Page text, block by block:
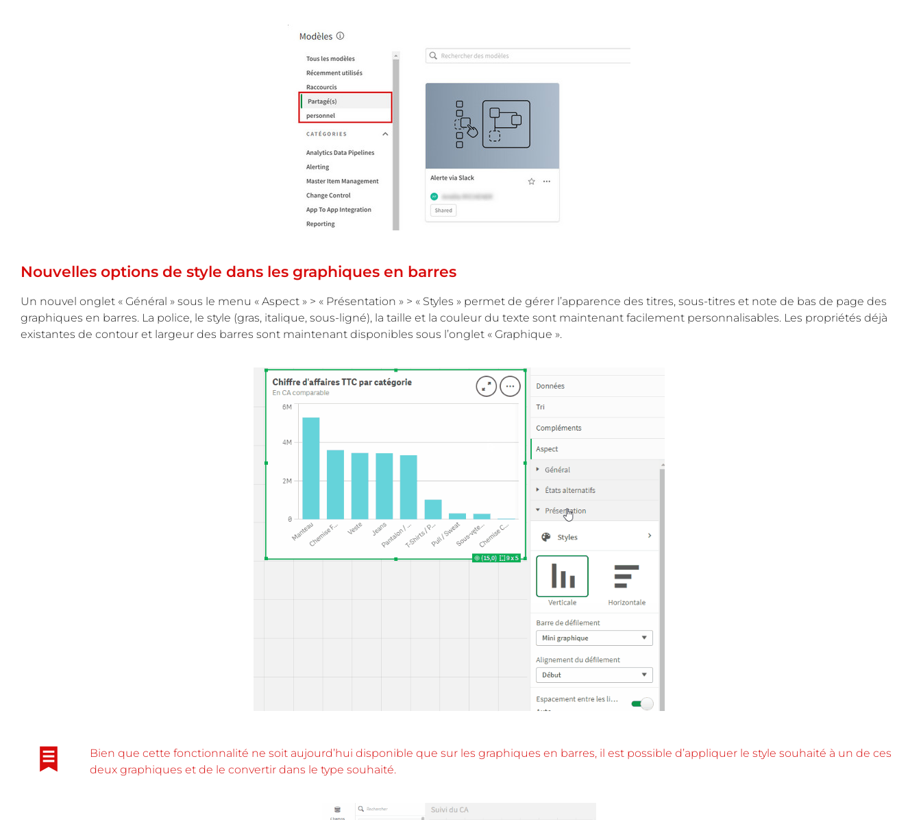
Nouvelles options de style dans les graphiques en barres
Un nouvel onglet « Général » sous le menu « Aspect » > « Présentation » > « Styles » permet de gérer l’apparence des titres, sous-titres et note de bas de page des
graphiques en barres. La police, le style (gras, italique, sous-ligné), la taille et la couleur du texte sont maintenant facilement personnalisables. Les propriétés déjà
existantes de contour et largeur des barres sont maintenant disponibles sous l’onglet « Graphique ».
Bien que cette fonctionnalité ne soit aujourd’hui disponible que sur les graphiques en barres, il est possible d’appliquer le style souhaité à un de ces
deux graphiques et de le convertir dans le type souhaité.